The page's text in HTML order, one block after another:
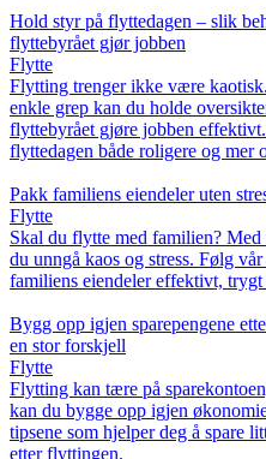
Hold styr på flyttedagen – slik
flyttebyrået gjør jobben
Flytte
Flytting trenger ikke være
enkle grep kan du holde
flyttebyrået gjøre jobben
flyttedagen både roligere og mer
Pakk familiens eiendeler uten
Flytte
Skal du flytte med familien?
du unngå kaos og stress. Følg
familiens eiendeler effektivt,
Bygg opp igjen sparepengene
en stor forskjell
Flytte
Flytting kan tære på
kan du bygge opp igjen
tipsene som hjelper deg å spare
etter flyttingen.